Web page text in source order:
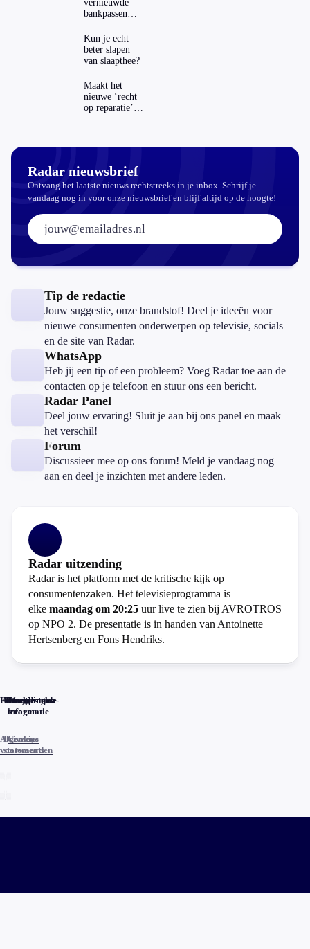
vernieuwde
bankpassen
ING-app: is dat
wel veilig?
Kun je echt
beter slapen
van slaapthee?
Maakt het
nieuwe ‘recht
op reparatie’
Radar nieuwsbrief
Ontvang het laatste nieuws rechtstreeks in je inbox. Schrijf je
vandaag nog in voor onze nieuwsbrief en blijf altijd op de hoogte!
E-mailadres:
Tip de redactie
Jouw suggestie, onze brandstof! Deel je ideeën voor
nieuwe consumenten onderwerpen op televisie, socials
en de site van Radar.
WhatsApp
Heb jij een tip of een probleem? Voeg Radar toe aan de
contacten op je telefoon en stuur ons een bericht.
Radar Panel
Deel jouw ervaring! Sluit je aan bij ons panel en maak
het verschil!
Forum
Discussieer mee op ons forum! Meld je vandaag nog
aan en deel je inzichten met andere leden.
Radar uitzending
Radar is het platform met de kritische kijk op
consumentenzaken. Het televisieprogramma is
elke maandag om 20:25 uur live te zien bij AVROTROS
op NPO 2. De presentatie is in handen van Antoinette
Hertsenberg en Fons Hendriks.
Home
Actueel
Uitzendingen
Reacties
Programma-
informatie
Veelgestelde
vragen
Algemene
voorwaarden
Privacy
statements
Cookies